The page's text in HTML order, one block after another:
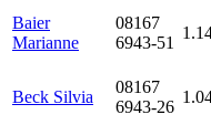
Baier
Marianne
08167
6943-51
Beck Silvia
08167
6943-26